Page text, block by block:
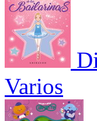
Varios